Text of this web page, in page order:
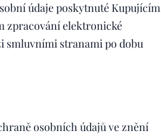
údaje poskytnuté Kupujícím
zpracování elektronické
smluvními stranami po dobu
osobních údajů ve znění